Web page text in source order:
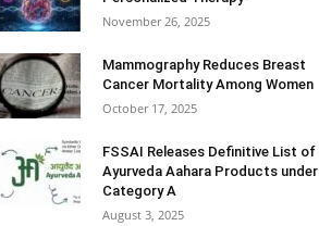
November 26, 2025
Mammography Reduces Breast
Cancer Mortality Among Women
October 17, 2025
FSSAI Releases Definitive List of
Ayurveda Aahara Products under
Category A
August 3, 2025